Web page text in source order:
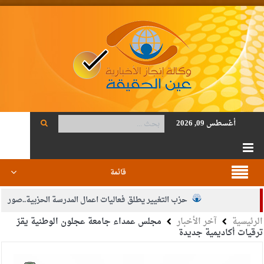
أغسطس 09, 2026
قائمة
حزب التغيير يطلق فعاليات اعمال المدرسة الحزبية..صور
الجيش يفتح باب التجنيد لحملة البكالوريوس في الحقوق والقانون
الرئيسية آخر الأخبار مجلس عمداء جامعة عجلون الوطنية يقرّ
ترقيات أكاديمية جديدة